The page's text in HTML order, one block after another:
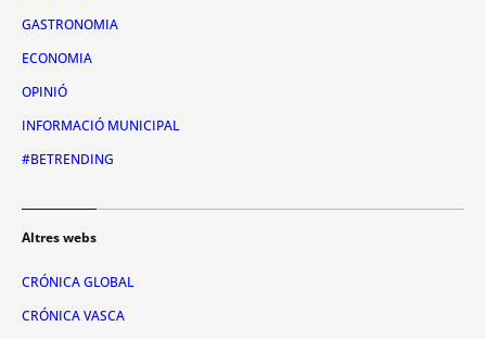
GASTRONOMIA
ECONOMIA
OPINIÓ
INFORMACIÓ MUNICIPAL
#BETRENDING
Altres webs
CRÓNICA GLOBAL
CRÓNICA VASCA